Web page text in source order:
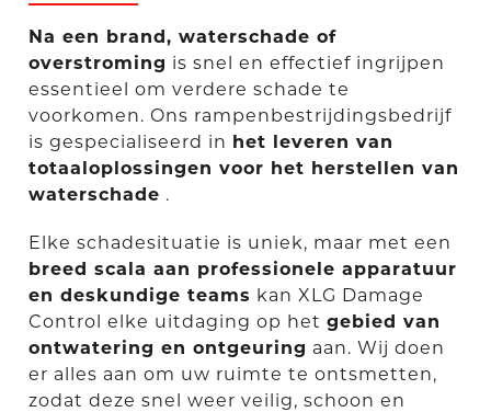
Na een brand, waterschade of
overstroming is snel en effectief ingrijpen
essentieel om verdere schade te
voorkomen. Ons rampenbestrijdingsbedrijf
is gespecialiseerd in
het leveren van
totaaloplossingen voor het herstellen van
waterschade .
Elke schadesituatie is uniek, maar met een
breed scala aan professionele apparatuur
en deskundige teams kan XLG Damage
Control elke uitdaging op het gebied van
ontwatering en ontgeuring aan. Wij doen
er alles aan om uw ruimte te ontsmetten,
zodat deze snel weer veilig, schoon en